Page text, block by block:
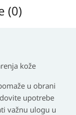
(0)
kože
u obrani
upotrebe
važnu ulogu u